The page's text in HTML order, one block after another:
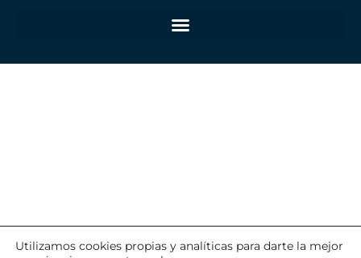
Utilizamos cookies propias y analíticas para darte la mejor